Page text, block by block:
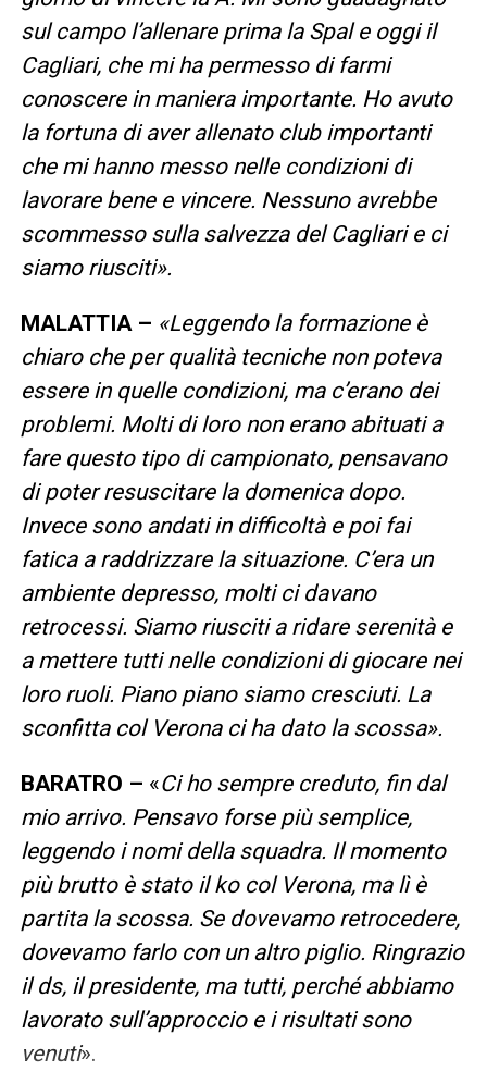
sul campo l’allenare prima la Spal e oggi il
Cagliari, che mi ha permesso di farmi
conoscere in maniera importante. Ho avuto
la fortuna di aver allenato club importanti
che mi hanno messo nelle condizioni di
lavorare bene e vincere. Nessuno avrebbe
scommesso sulla salvezza del Cagliari e ci
siamo riusciti».
MALATTIA – «Leggendo la formazione è
chiaro che per qualità tecniche non poteva
essere in quelle condizioni, ma c’erano dei
problemi. Molti di loro non erano abituati a
fare questo tipo di campionato, pensavano
di poter resuscitare la domenica dopo.
Invece sono andati in difficoltà e poi fai
fatica a raddrizzare la situazione. C’era un
ambiente depresso, molti ci davano
retrocessi. Siamo riusciti a ridare serenità e
a mettere tutti nelle condizioni di giocare nei
loro ruoli. Piano piano siamo cresciuti. La
sconfitta col Verona ci ha dato la scossa».
BARATRO – «Ci ho sempre creduto, fin dal
mio arrivo. Pensavo forse più semplice,
leggendo i nomi della squadra. Il momento
più brutto è stato il ko col Verona, ma lì è
partita la scossa. Se dovevamo retrocedere,
dovevamo farlo con un altro piglio. Ringrazio
il ds, il presidente, ma tutti, perché abbiamo
lavorato sull’approccio e i risultati sono
venuti».